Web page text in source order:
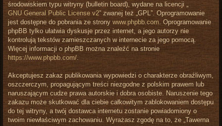
środowiskiem typu witryny (bulletin board), wydane na licencji „
GNU General Public License v2” zwanej też „GPL”. Oprogramowanie
jest dostępne do pobrania ze strony www.phpbb.com. Oprogramowanie
phpBB tylko ułatwia dyskusje przez internet, a jego autorzy nie
kontrolują tekstów zamieszczanych w internecie za jego pomocą.
Więcej informacji o phpBB można znaleźć na stronie
https://www.phpbb.com/.
Akceptujesz zakaz publikowania wypowiedzi o charakterze obraźliwym,
oszczerczym, propagującym treści niezgodne z polskim prawem lub
naruszającym cudze prawa autorskie i dobra osobiste. Naruszenie tego
zakazu może skutkować dla ciebie całkowitym zablokowaniem dostępu
do tej witryny, a twój dostawca internetu zostanie powiadomiony o
twoim niewłaściwym zachowaniu. Wyrażasz zgodę na to, że „Tawerna